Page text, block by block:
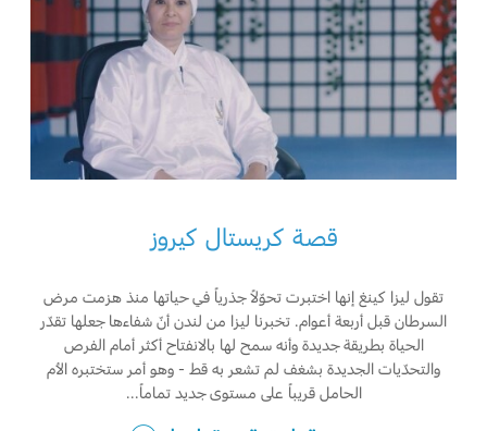
قصة كريستال كيروز
تقول ليزا كينغ إنها اختبرت تحوّلاً جذرياً في حياتها منذ هزمت مرض
السرطان قبل أربعة أعوام. تخبرنا ليزا من لندن أنّ شفاءها جعلها تقدّر
الحياة بطريقة جديدة وأنه سمح لها بالانفتاح أكثر أمام الفرص
والتحدّيات الجديدة بشغف لم تشعر به قط - وهو أمر ستختبره الأم
الحامل قريباً على مستوى جديد تماماً...